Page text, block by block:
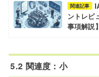
関連記事
ントレビ
事項解説】
5.2 関連度：小